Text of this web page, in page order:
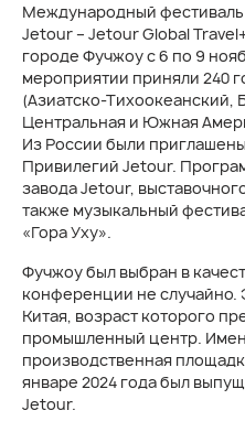
Международный
Jetour – Jetour Global
городе Фучжоу с 6 по 9
мероприятии приняли 240
(Азиатско-Тихоокеанский,
Центральная и Южная
Из России были
Привилегий Jetour.
завода Jetour,
также музыкальный
«Гора Уху».
Фучжоу был выбран в
конференции не случайно.
Китая, возраст которого
промышленный центр.
производственная
январе 2024 года был
Jetour.